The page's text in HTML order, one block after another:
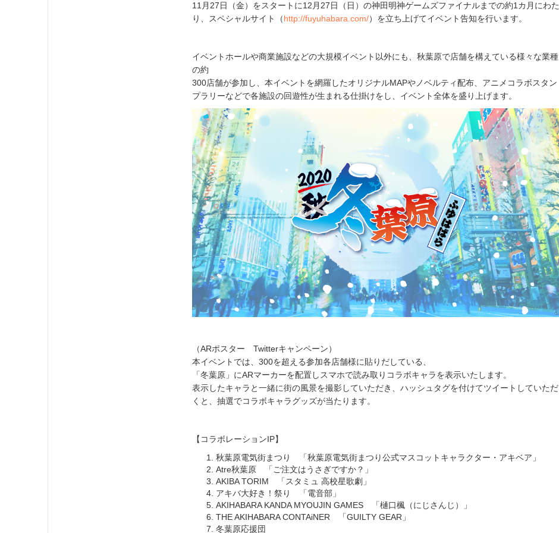
11月27日（金）をスタートに12月27日（日）の神田明神ゲームズファイナルまでの約1カ月にわた
り、スペシャルサイト（http://fuyuhabara.com/）を立ち上げてイベント告知を行います。
イベントホールや商業施設などの大規模イベント以外にも、秋葉原で店舗を構えている様々な業種
の約
300店舗が参加し、本イベントを網羅したオリジナルMAPやノベルティ配布、アニメコラボスタン
プラリーなどで各施設の回遊性が生まれる仕掛けをし、イベント全体を盛り上げます。
（ARポスター Twitterキャンペーン）
本イベントでは、300を超える参加各店舗様に貼りだしている、
「冬葉原」にARマーカーを配置しスマホで読み取りコラボキャラを表示いたします。
表示したキャラと一緒に街の風景を撮影していただき、ハッシュタグを付けてツイートしていただ
くと、抽選でコラボキャラグッズが当たります。
【コラボレーションIP】
秋葉原電気街まつり 「秋葉原電気街まつり公式マスコットキャラクター・アキベア」
Atre秋葉原 「ご注文はうさぎですか？」
AKIBA TORIM 「スタミュ 高校星歌劇」
アキバ大好き！祭り 「電音部」
AKIHABARA KANDA MYOUJIN GAMES 「樋口楓（にじさんじ）」
THE AKIHABARA CONTAiNER 「GUILTY GEAR」
冬葉原応援団